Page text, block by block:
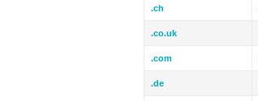
.ch
.co.uk
.com
.de